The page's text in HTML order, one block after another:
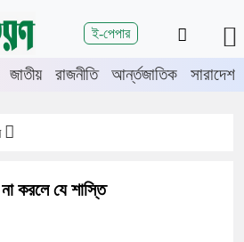
ই-পেপার
গণমিছিল
চুয়াডাঙ্গায় সওজের
জাতীয় রাজনীতি আর্ন্তজাতিক সারাদেশ
করলে যে শাস্তি